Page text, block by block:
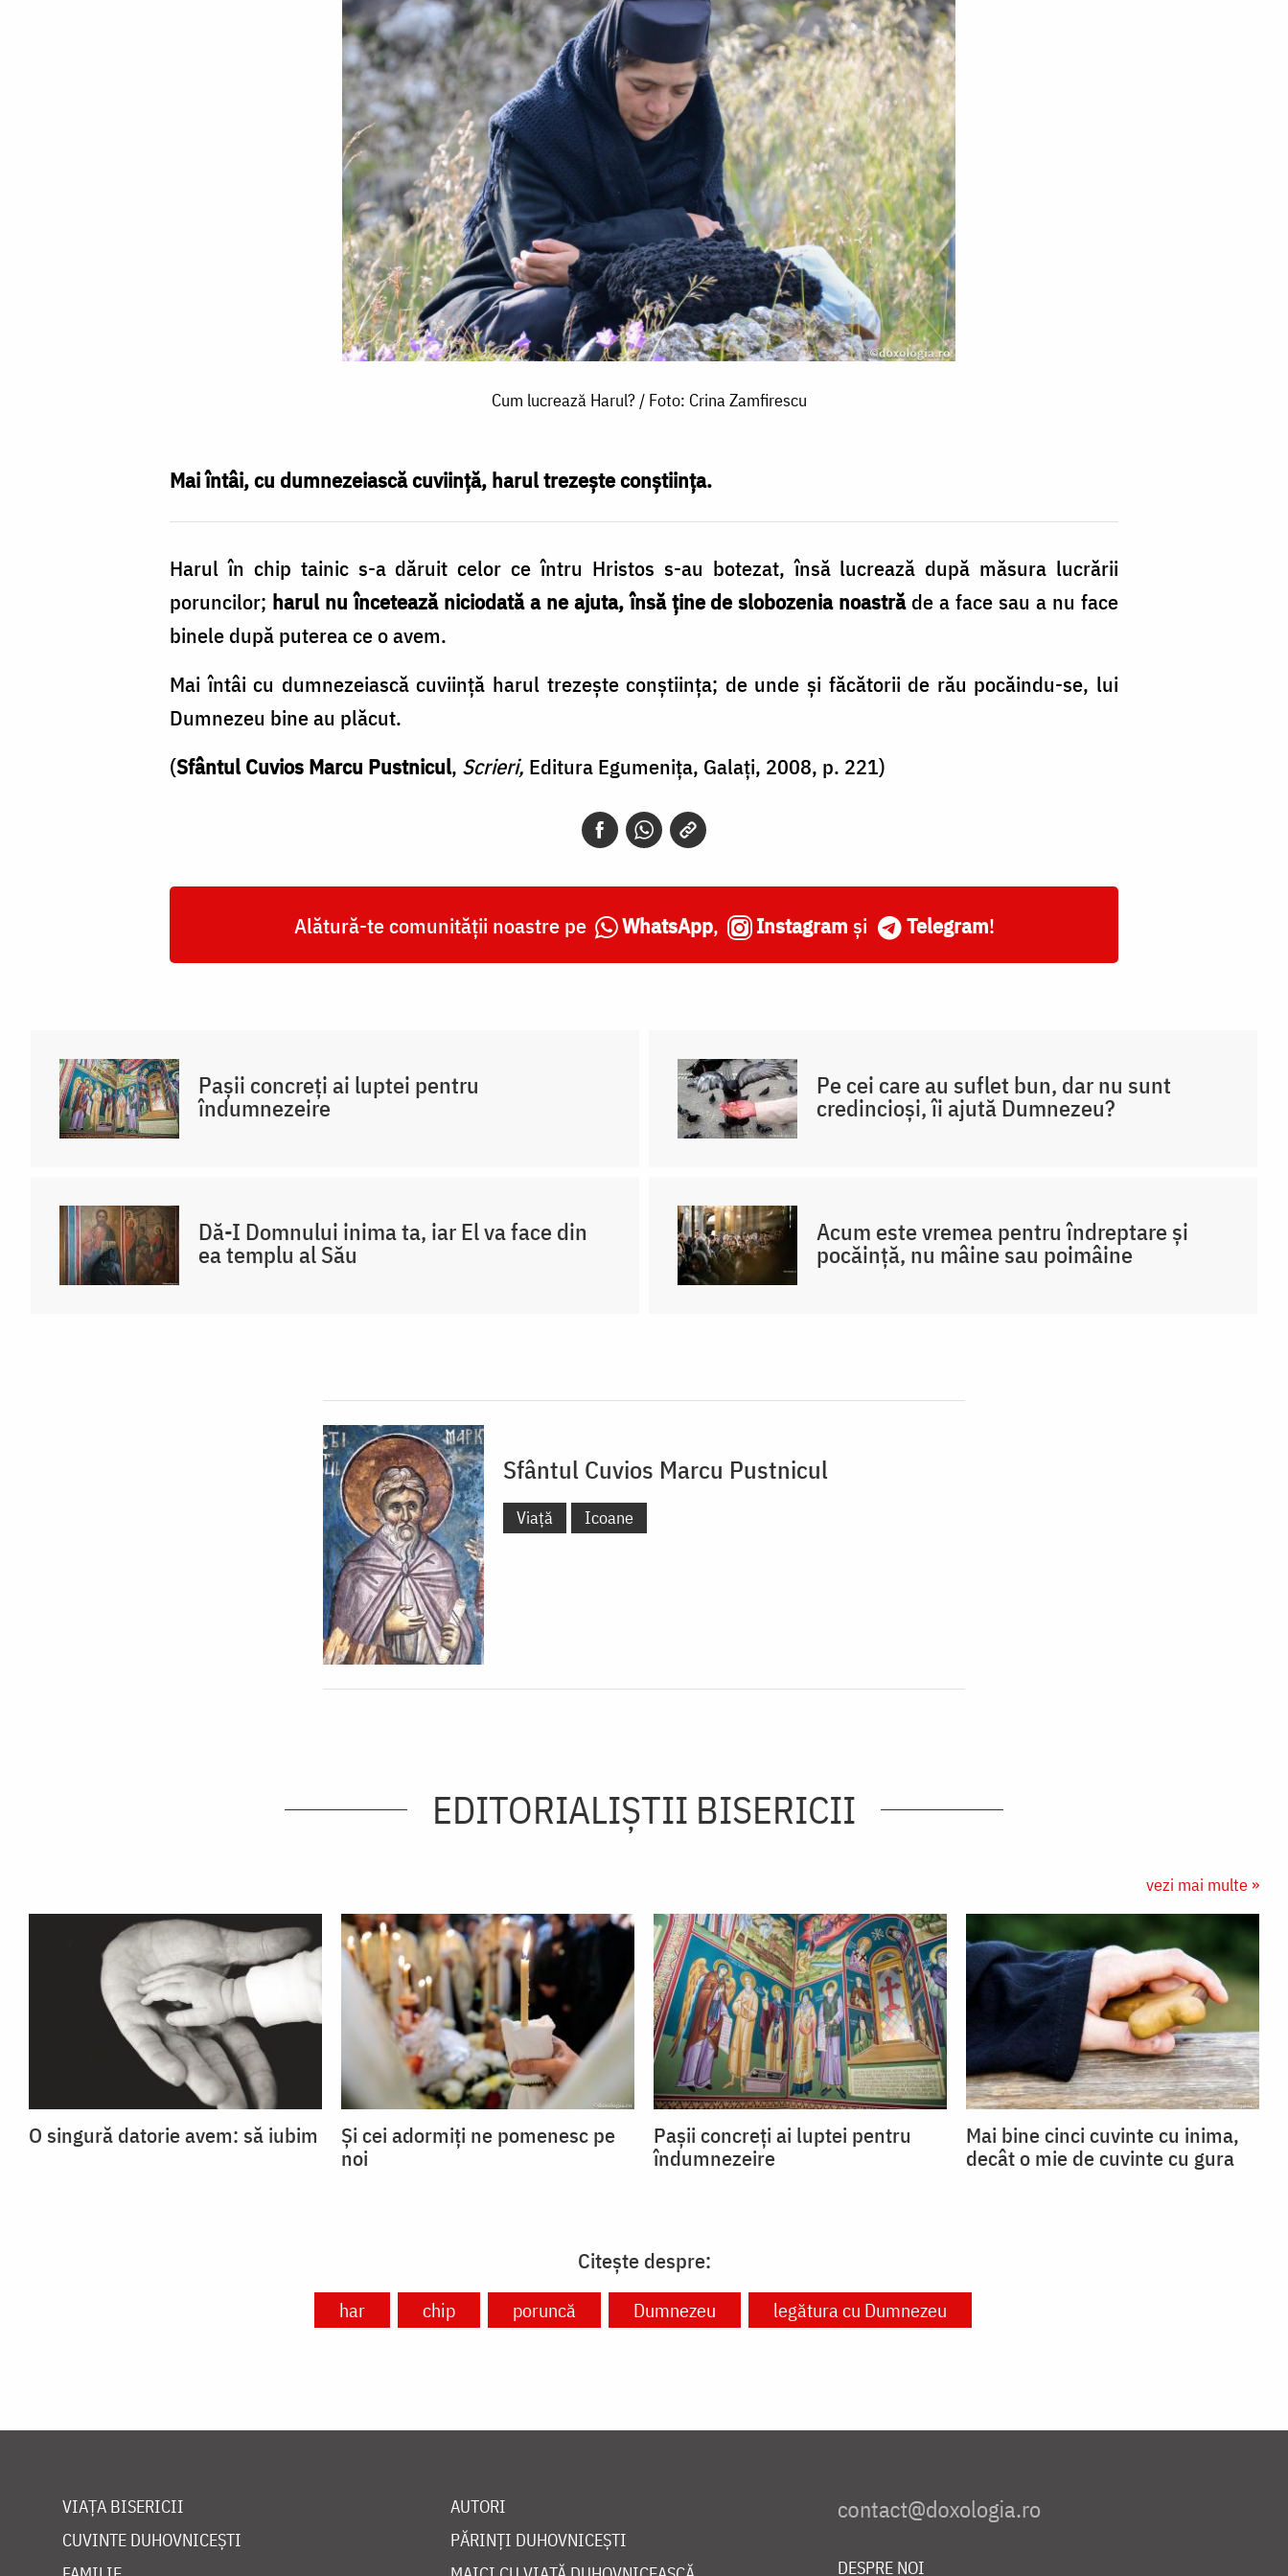
Cum lucrează Harul? / Foto: Crina Zamfirescu
Mai întâi, cu dumnezeiască cuviință, harul trezește conștiința.
Harul în chip tainic s-a dăruit celor ce întru Hristos s-au botezat, însă lucrează după măsura lucrării
poruncilor; harul nu încetează niciodată a ne ajuta, însă ţine de slobozenia noastrăde a face sau a nu face
binele după puterea ce o avem.
Mai întâi cu dumnezeiască cuviinţă harul trezeşte conştiinţa; de unde şi făcătorii de rău pocăindu-se, lui
Dumnezeu bine au plăcut.
(Sfântul Cuvios Marcu Pustnicul, Scrieri, Editura Egumeniţa, Galaţi, 2008, p. 221)
Alătură-te comunității noastre pe WhatsApp, Instagram și Telegram!
Pașii concreți ai luptei pentru
îndumnezeire
Pe cei care au suflet bun, dar nu sunt
credincioși, îi ajută Dumnezeu?
Dă-I Domnului inima ta, iar El va face din
ea templu al Său
Acum este vremea pentru îndreptare și
pocăință, nu mâine sau poimâine
Sfântul Cuvios Marcu Pustnicul
Viață Icoane
EDITORIALIȘTII BISERICII
vezi mai multe »
O singură datorie avem: să iubim
Și cei adormiți ne pomenesc pe
noi
Pașii concreți ai luptei pentru
îndumnezeire
Mai bine cinci cuvinte cu inima,
decât o mie de cuvinte cu gura
Citește despre:
har chip poruncă Dumnezeu legătura cu Dumnezeu
VIAȚA BISERICII
CUVINTE DUHOVNICEȘTI
AUTORI
PĂRINȚI DUHOVNICEȘTI
DESPRE NOI